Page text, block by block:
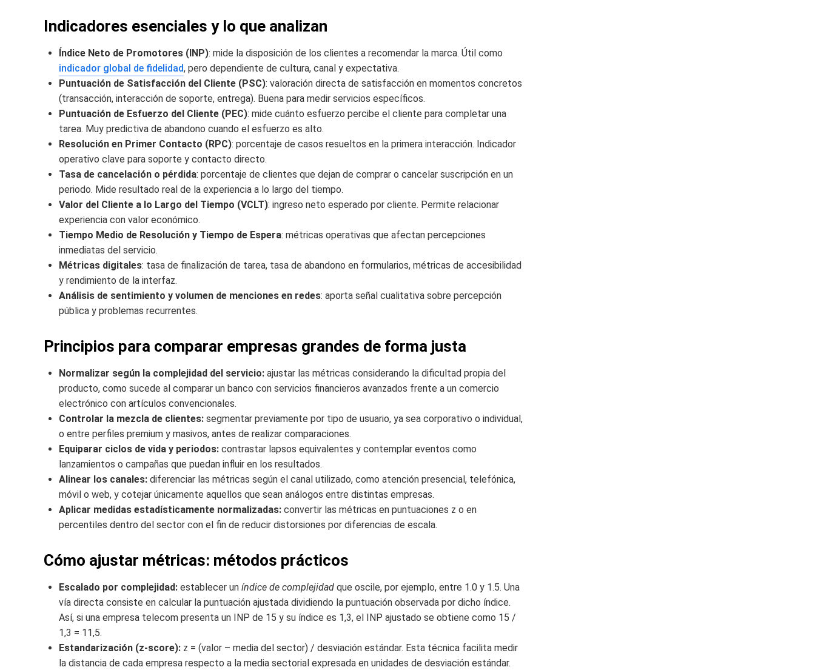
Indicadores esenciales y lo que analizan
Índice Neto de Promotores (INP): mide la disposición de los clientes a recomendar la marca. Útil como
indicador global de fidelidad, pero dependiente de cultura, canal y expectativa.
Puntuación de Satisfacción del Cliente (PSC): valoración directa de satisfacción en momentos concretos
(transacción, interacción de soporte, entrega). Buena para medir servicios específicos.
Puntuación de Esfuerzo del Cliente (PEC): mide cuánto esfuerzo percibe el cliente para completar una
tarea. Muy predictiva de abandono cuando el esfuerzo es alto.
Resolución en Primer Contacto (RPC): porcentaje de casos resueltos en la primera interacción. Indicador
operativo clave para soporte y contacto directo.
Tasa de cancelación o pérdida: porcentaje de clientes que dejan de comprar o cancelar suscripción en un
periodo. Mide resultado real de la experiencia a lo largo del tiempo.
Valor del Cliente a lo Largo del Tiempo (VCLT): ingreso neto esperado por cliente. Permite relacionar
experiencia con valor económico.
Tiempo Medio de Resolución y Tiempo de Espera: métricas operativas que afectan percepciones
inmediatas del servicio.
Métricas digitales: tasa de finalización de tarea, tasa de abandono en formularios, métricas de accesibilidad
y rendimiento de la interfaz.
Análisis de sentimiento y volumen de menciones en redes: aporta señal cualitativa sobre percepción
pública y problemas recurrentes.
Principios para comparar empresas grandes de forma justa
Normalizar según la complejidad del servicio: ajustar las métricas considerando la dificultad propia del
producto, como sucede al comparar un banco con servicios financieros avanzados frente a un comercio
electrónico con artículos convencionales.
Controlar la mezcla de clientes: segmentar previamente por tipo de usuario, ya sea corporativo o individual,
o entre perfiles premium y masivos, antes de realizar comparaciones.
Equiparar ciclos de vida y periodos: contrastar lapsos equivalentes y contemplar eventos como
lanzamientos o campañas que puedan influir en los resultados.
Alinear los canales: diferenciar las métricas según el canal utilizado, como atención presencial, telefónica,
móvil o web, y cotejar únicamente aquellos que sean análogos entre distintas empresas.
Aplicar medidas estadísticamente normalizadas: convertir las métricas en puntuaciones z o en
percentiles dentro del sector con el fin de reducir distorsiones por diferencias de escala.
Cómo ajustar métricas: métodos prácticos
Escalado por complejidad: establecer un índice de complejidad que oscile, por ejemplo, entre 1.0 y 1.5. Una
vía directa consiste en calcular la puntuación ajustada dividiendo la puntuación observada por dicho índice.
Así, si una empresa telecom presenta un INP de 15 y su índice es 1,3, el INP ajustado se obtiene como 15 /
1,3 = 11,5.
Estandarización (z-score): z = (valor – media del sector) / desviación estándar. Esta técnica facilita medir
la distancia de cada empresa respecto a la media sectorial expresada en unidades de desviación estándar.